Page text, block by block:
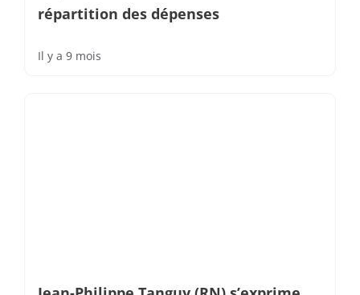
répartition des dépenses
Il y a 9 mois